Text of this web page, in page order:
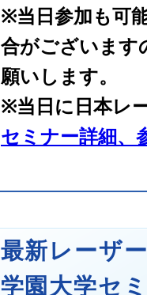
※当日参加も可
合がございます
願いします。
※当日に日本レ
セミナー詳細、
最新レーザ
学園大学セ